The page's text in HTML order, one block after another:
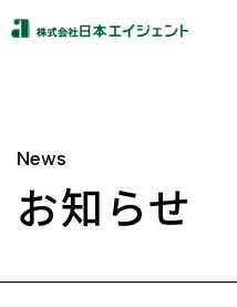
News
お知らせ